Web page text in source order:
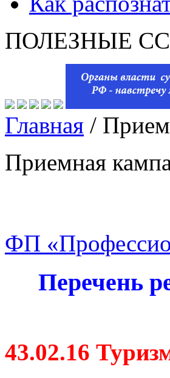
ПОЛЕЗНЫЕ
Главная /
Приемная
ФП
Перечень
43.02.16